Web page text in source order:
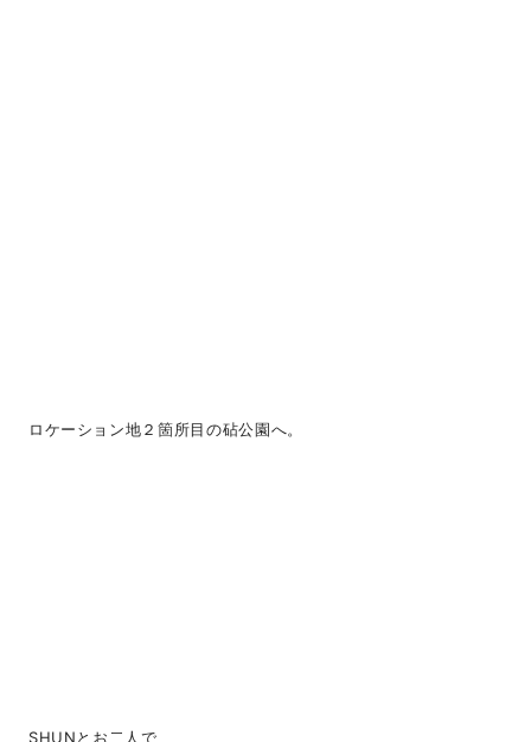
ロケーション地２箇所目の砧公園へ。
SHUNとお二人で、